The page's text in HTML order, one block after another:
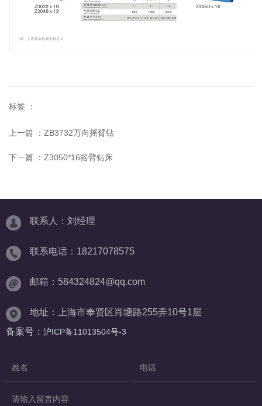
标签 ：
上一篇 ： ZB3732万向摇臂钻
下一篇 ： Z3050*16摇臂钻床
联系人：刘经理
联系电话：18217078575
邮箱：584324824@qq.com
地址：上海市奉贤区肖塘路255弄10号1层
备案号： 沪ICP备11013504号-3